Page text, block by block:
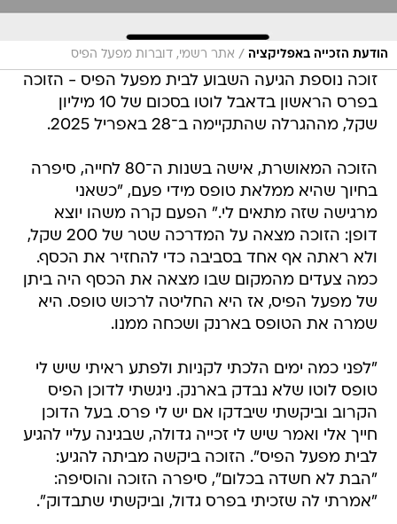
הודעת הזכייה באפליקציה / אתר רשמי, דוברות מפעל הפיס
זוכה נוספת הגיעה השבוע לבית מפעל הפיס - הזוכה
בפרס הראשון בדאבל לוטו בסכום של 10 מיליון
שקל, מההגרלה שהתקיימה ב־28 באפריל 2025.
הזוכה המאושרת, אישה בשנות ה־80 לחייה, סיפרה
בחיוך שהיא ממלאת טופס מידי פעם, "כשאני
מרגישה שזה מתאים לי." הפעם קרה משהו יוצא
דופן: הזוכה מצאה על המדרכה שטר של 200 שקל,
ולא ראתה אף אחד בסביבה כדי להחזיר את הכסף.
כמה צעדים מהמקום שבו מצאה את הכסף היה ביתן
של מפעל הפיס, אז היא החליטה לרכוש טופס. היא
שמרה את הטופס בארנק ושכחה ממנו.
"לפני כמה ימים הלכתי לקניות ולפתע ראיתי שיש לי
טופס לוטו שלא נבדק בארנק. ניגשתי לדוכן הפיס
הקרוב וביקשתי שיבדקו אם יש לי פרס. בעל הדוכן
חייך אלי ואמר שיש לי זכייה גדולה, שבגינה עליי להגיע
לבית מפעל הפיס". הזוכה ביקשה מביתה להגיע:
"הבת לא חשדה בכלום", סיפרה הזוכה והוסיפה:
"אמרתי לה שזכיתי בפרס גדול, וביקשתי שתבדוק".